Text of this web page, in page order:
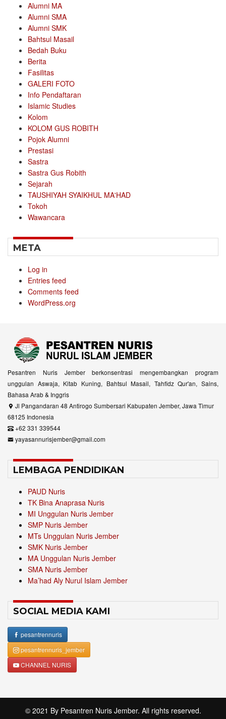
Alumni MA
Alumni SMA
Alumni SMK
Bahtsul Masail
Bedah Buku
Berita
Fasilitas
GALERI FOTO
Info Pendaftaran
Islamic Studies
Kolom
KOLOM GUS ROBITH
Pojok Alumni
Prestasi
Sastra
Sastra Gus Robith
Sejarah
TAUSHIYAH SYAIKHUL MA'HAD
Tokoh
Wawancara
META
Log in
Entries feed
Comments feed
WordPress.org
Pesantren Nuris Jember berkonsentrasi mengembangkan program
unggulan Aswaja, Kitab Kuning, Bahtsul Masail, Tahfidz Qur'an, Sains,
Bahasa Arab & Inggris
Jl Pangandaran 48 Antirogo Sumbersari Kabupaten Jember, Jawa Timur
68125 Indonesia
+62 331 339544
yayasannurisjember@gmail.com
LEMBAGA PENDIDIKAN
PAUD Nuris
TK Bina Anaprasa Nuris
MI Unggulan Nuris Jember
SMP Nuris Jember
MTs Unggulan Nuris Jember
SMK Nuris Jember
MA Unggulan Nuris Jember
SMA Nuris Jember
Ma’had Aly Nurul Islam Jember
SOCIAL MEDIA KAMI
pesantrennuris
pesantrennuris_jember
CHANNEL NURIS
© 2021 By Pesantren Nuris Jember. All rights reserved.